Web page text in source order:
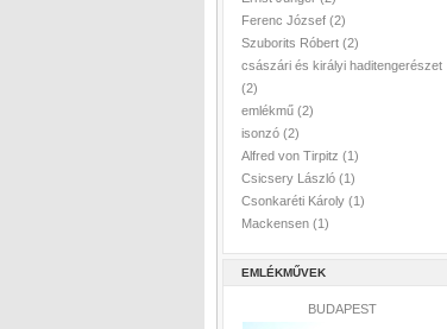
Ferenc József (2)
Szuborits Róbert (2)
császári és királyi haditengerészet
(2)
emlékmű (2)
isonzó (2)
Alfred von Tirpitz (1)
Csicsery László (1)
Csonkaréti Károly (1)
Mackensen (1)
EMLÉKMŰVEK
BUDAPEST